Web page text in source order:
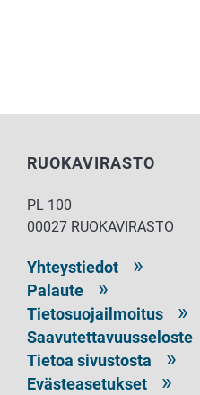
RUOKAVIRASTO
PL 100
00027 RUOKAVIRASTO
Yhteystiedot
Palaute
Tietosuojailmoitus
Saavutettavuusseloste
Tietoa sivustosta
Evästeasetukset